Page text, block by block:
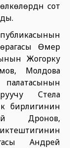
сот
Өмер
Жогорку
Молдова
Стела
бирлигинин
Дронов,
Андрей